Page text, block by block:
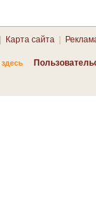
Карта сайта
здесь